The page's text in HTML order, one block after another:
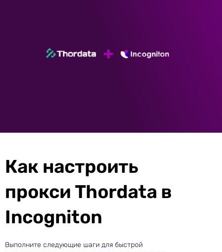
Как настроить
прокси Thordata в
Incogniton
Выполните следующие шаги для быстрой